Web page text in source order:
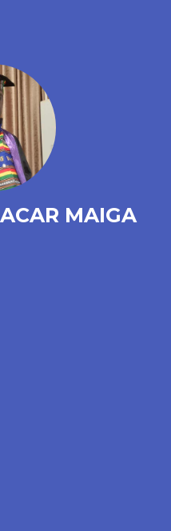
MAIGA